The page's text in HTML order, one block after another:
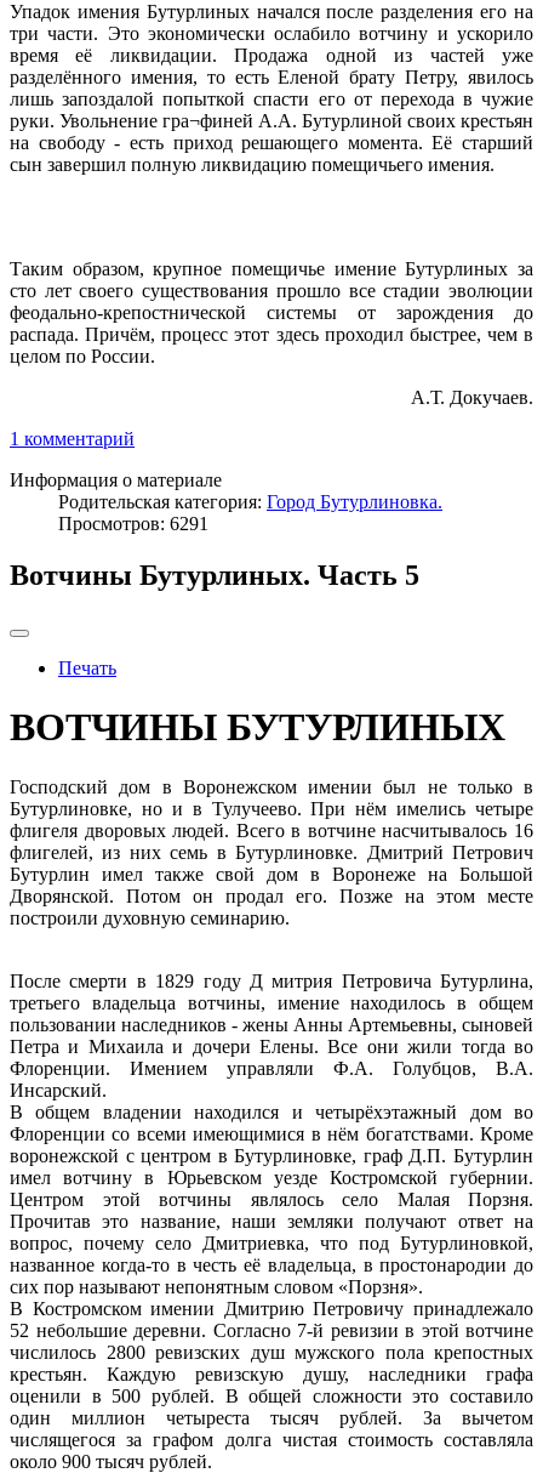
Упадок имения Бутурлиных начался после разделения его на
три части. Это экономически ослабило вотчину и ускорило
время её ликвидации. Продажа одной из частей уже
разделённого имения, то есть Еленой брату Петру, явилось
лишь запоздалой попыткой спасти его от перехода в чужие
руки. Увольнение гра¬финей А.А. Бутурлиной своих крестьян
на свободу - есть приход решающего момента. Её старший
сын завершил полную ликвидацию помещичьего имения.
Таким образом, крупное помещичье имение Бутурлиных за
сто лет своего существования прошло все стадии эволюции
феодально-крепостнической системы от зарождения до
распада. Причём, процесс этот здесь проходил быстрее, чем в
целом по России.
А.Т. Докучаев.
1 комментарий
Информация о материале
Родительская категория: Город Бутурлиновка.
Просмотров: 6291
Вотчины Бутурлиных. Часть 5
Печать
ВОТЧИНЫ БУТУРЛИНЫХ
Господский дом в Воронежском имении был не только в
Бутурлиновке, но и в Тулучеево. При нём имелись четыре
флигеля дворовых людей. Всего в вотчине насчитывалось 16
флигелей, из них семь в Бутурлиновке. Дмитрий Петрович
Бутурлин имел также свой дом в Воронеже на Большой
Дворянской. Потом он продал его. Позже на этом месте
построили духовную семинарию.
После смерти в 1829 году Д митрия Петровича Бутурлина,
третьего владельца вотчины, имение находилось в общем
пользовании наследников - жены Анны Артемьевны, сыновей
Петра и Михаила и дочери Елены. Все они жили тогда во
Флоренции. Имением управляли Ф.А. Голубцов, В.А.
Инсарский.
В общем владении находился и четырёхэтажный дом во
Флоренции со всеми имеющимися в нём богатствами. Кроме
воронежской с центром в Бутурлиновке, граф Д.П. Бутурлин
имел вотчину в Юрьевском уезде Костромской губернии.
Центром этой вотчины являлось село Малая Порзня.
Прочитав это название, наши земляки получают ответ на
вопрос, почему село Дмитриевка, что под Бутурлиновкой,
названное когда-то в честь её владельца, в простонародии до
сих пор называют непонятным словом «Порзня».
В Костромском имении Дмитрию Петровичу принадлежало
52 небольшие деревни. Согласно 7-й ревизии в этой вотчине
числилось 2800 ревизских душ мужского пола крепостных
крестьян. Каждую ревизскую душу, наследники графа
оценили в 500 рублей. В общей сложности это составило
один миллион четыреста тысяч рублей. За вычетом
числящегося за графом долга чистая стоимость составляла
около 900 тысяч рублей.